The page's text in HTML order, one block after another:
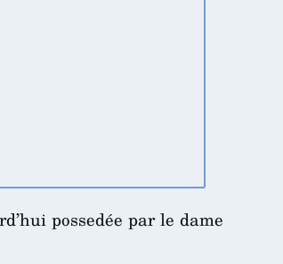
possedée par le dame